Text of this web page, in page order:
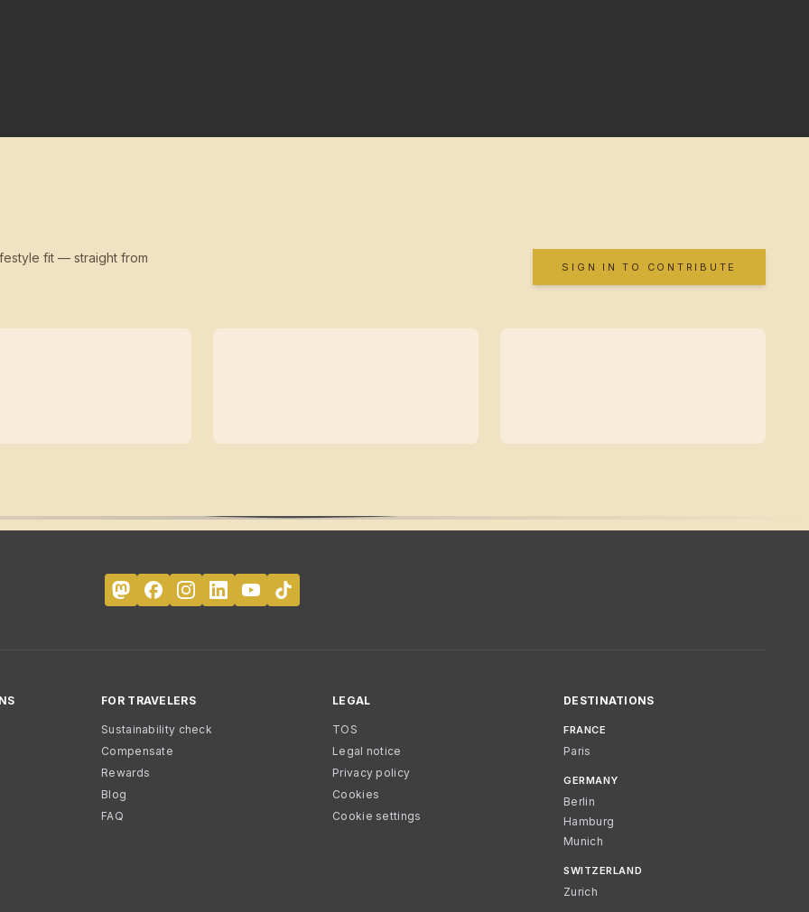
fit — straight from
SIGN IN TO CONTRIBUTE
FOR TRAVELERS
Sustainability check
Compensate
Rewards
Blog
FAQ
LEGAL
TOS
Legal notice
Privacy policy
Cookies
Cookie settings
DESTINATIONS
FRANCE
Paris
GERMANY
Berlin
Hamburg
Munich
SWITZERLAND
Zurich